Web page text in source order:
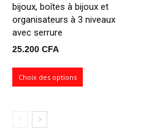
bijoux, boîtes à bijoux et
organisateurs à 3 niveaux
avec serrure
25.200 CFA
Choix des options